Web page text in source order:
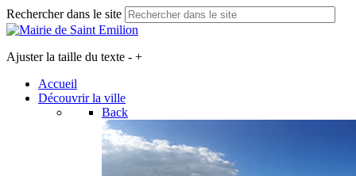
Rechercher dans le site
Ajuster la taille du texte - +
Accueil
Découvrir la ville
Back